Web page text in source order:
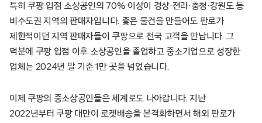
특히 쿠팡 입점 소상공인의 70% 이상이 경상·전라·충청·강원도 등
비수도권 지역의 판매자입니다. 좋은 물건을 만들어도 판로가
제한적이던 지역 판매자들이 쿠팡으로 전국 고객을 만납니다. 그
덕분에 쿠팡 입점 이후 소상공인을 졸업하고 중소기업으로 성장한
업체는 2024년 말 기준 1만 곳을 넘었습니다.
이제 쿠팡의 중소상공인들은 세계로도 나아갑니다. 지난
2022년부터 쿠팡 대만이 로켓배송을 본격화하면서 해외 판로가